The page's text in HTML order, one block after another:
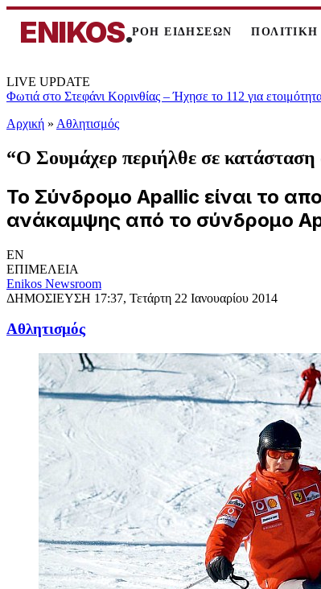
ENIKOS.ΡΟΗ ΕΙΔΗΣΕΩΝ ΠΟΛΙΤΙΚΗ
LIVE UPDATE
Φωτιά στο Στεφάνι Κορινθίας – Ήχησε το 112 για
Αρχική » Αθλητισμός
“Ο Σουμάχερ περιήλθε σε
Το Σύνδρομο Apallic είναι το
ανάκαμψης από το σύνδρομο
EN
ΕΠΙΜΕΛΕΙΑ
Enikos Newsroom
ΔΗΜΟΣΙΕΥΣΗ 17:37, Τετάρτη 22 Ιανουαρίου 2014
Αθλητισμός